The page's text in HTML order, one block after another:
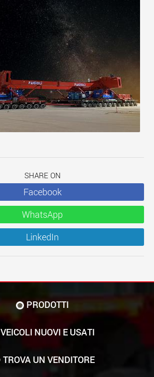
SHARE ON
Facebook
WhatsApp
LinkedIn
PRODOTTI
VEICOLI NUOVI E USATI
TROVA UN VENDITORE